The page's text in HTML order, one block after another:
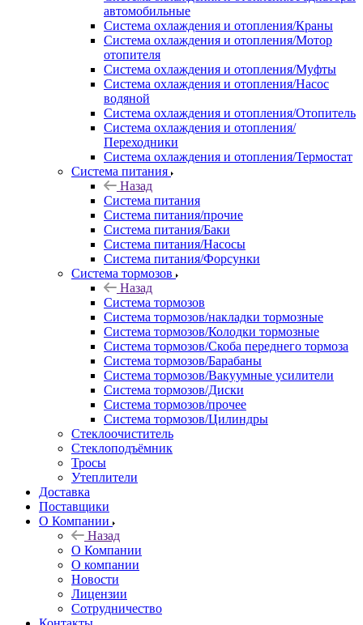
автомобильные
Система охлаждения и отопления/Краны
Система охлаждения и отопления/Мотор
отопителя
Система охлаждения и отопления/Муфты
Система охлаждения и отопления/Насос
водяной
Система охлаждения и отопления/Отопитель
Система охлаждения и отопления/
Переходники
Система охлаждения и отопления/Термостат
Система питания
Назад
Система питания
Система питания/прочие
Система питания/Баки
Система питания/Насосы
Система питания/Форсунки
Система тормозов
Назад
Система тормозов
Система тормозов/накладки тормозные
Система тормозов/Колодки тормозные
Система тормозов/Скоба переднего тормоза
Система тормозов/Барабаны
Система тормозов/Вакуумные усилители
Система тормозов/Диски
Система тормозов/прочее
Система тормозов/Цилиндры
Стеклоочиститель
Стеклоподъёмник
Тросы
Утеплители
Доставка
Поставщики
О Компании
Назад
О Компании
О компании
Новости
Лицензии
Сотрудничество